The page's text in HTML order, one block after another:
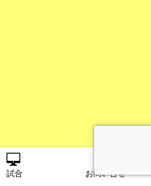
試合 お問い合せ